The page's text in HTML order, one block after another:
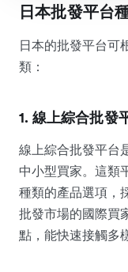
日本批發平台
日本的批發平台可
類：
1. 線上綜合批發
線上綜合批發平台
中小型買家。這類
種類的產品選項，
批發市場的國際買
點，能快速接觸多